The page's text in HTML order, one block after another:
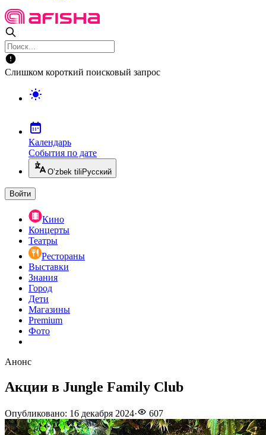
Слишком короткий поисковый запрос
Календарь
События по дате
O’zbek tili Русский
Войти
Кино
Концерты
Театры
Рестораны
Выставки
Знания
Город
Дети
Магазины
Premium
Фото
Анонс
Акции в Jungle Family Club
Опубликовано: 16 декабря 2024· 607